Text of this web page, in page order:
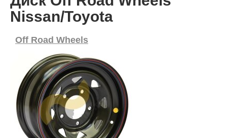
Nissan/Toyota
Off Road Wheels